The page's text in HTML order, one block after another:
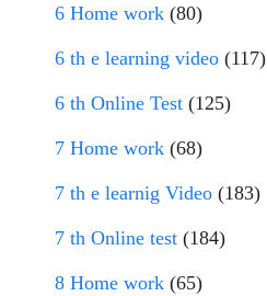
6 Home work (80)
6 th e learning video (117)
6 th Online Test (125)
7 Home work (68)
7 th e learnig Video (183)
7 th Online test (184)
8 Home work (65)